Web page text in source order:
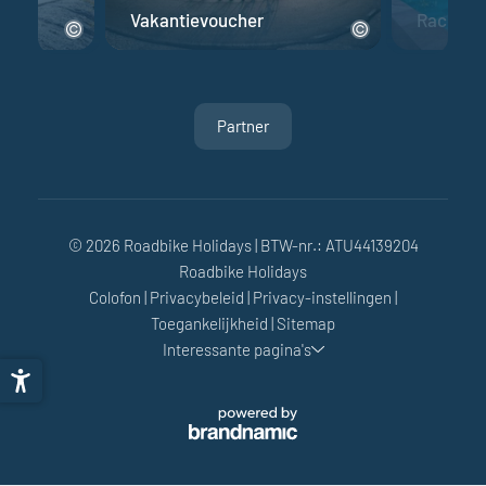
Vakantievoucher
Partner
© 2026 Roadbike Holidays| BTW-nr.: ATU44139204
Roadbike Holidays
Colofon | Privacybeleid | Privacy-instellingen |
Toegankelijkheid | Sitemap
Interessante pagina's